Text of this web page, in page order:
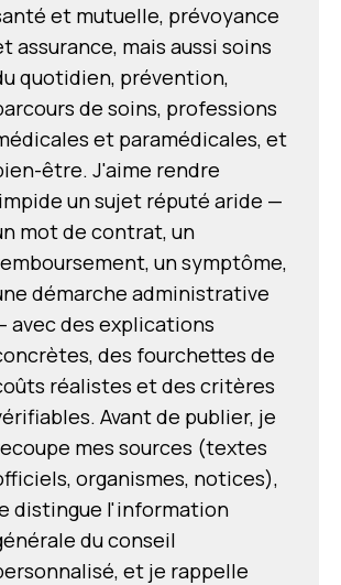
et mutuelle, prévoyance
assurance, mais aussi soins
quotidien, prévention,
de soins, professions
et paramédicales, et
être. J'aime rendre
un sujet réputé aride —
mot de contrat, un
un symptôme,
démarche administrative
avec des explications
des fourchettes de
réalistes et des critères
Avant de publier, je
mes sources (textes
organismes, notices),
distingue l'information
du conseil
et je rappelle